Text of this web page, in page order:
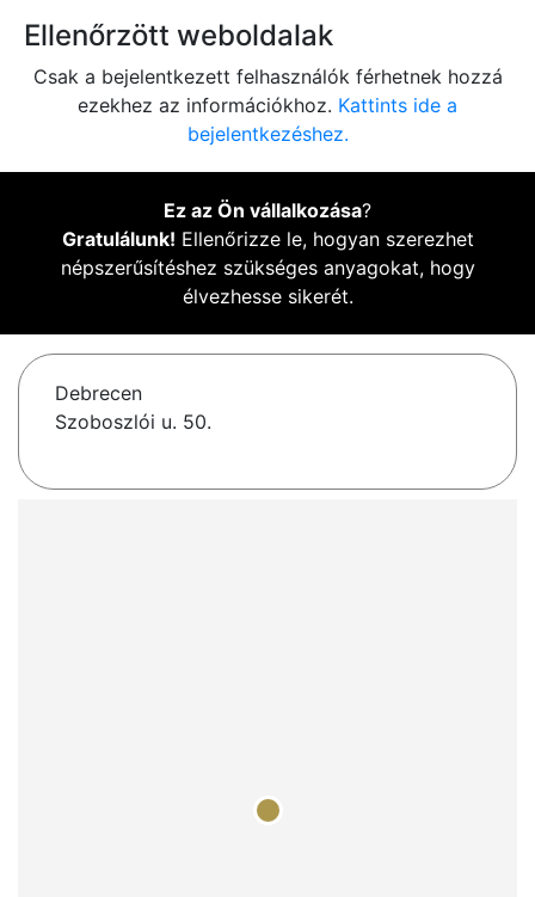
Ellenőrzött weboldalak
Csak a bejelentkezett felhasználók férhetnek hozzá
ezekhez az információkhoz. Kattints ide a
bejelentkezéshez.
Ez az Ön vállalkozása?
Gratulálunk! Ellenőrizze le, hogyan szerezhet
népszerűsítéshez szükséges anyagokat, hogy
élvezhesse sikerét.
Debrecen
Szoboszlói u. 50.